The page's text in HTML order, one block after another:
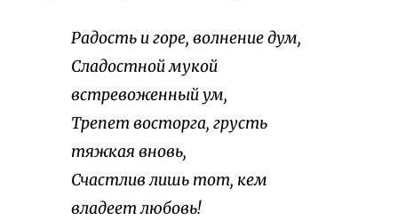
Радость и горе, волнение дум,
Сладостной мукой
встревоженный ум,
Трепет восторга, грусть
тяжкая вновь,
Счастлив лишь тот, кем
владеет любовь!